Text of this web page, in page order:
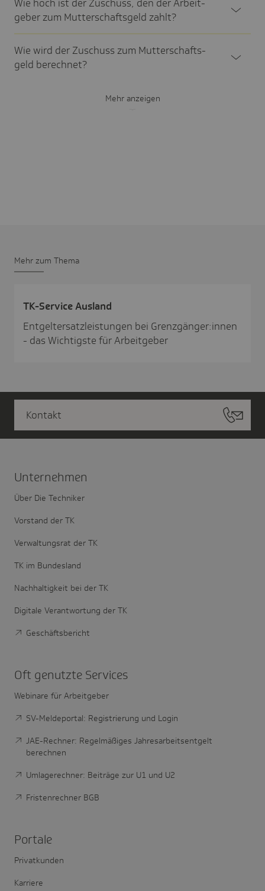
Wie hoch ist der Zuschuss, den der Arbeit­
geber zum Mutter­schafts­geld zahlt?
Wie wird der Zuschuss zum Mutter­schafts­
geld berech­net?
Mehr anzeigen
Mehr zum Thema
TK-Service Ausland
Entgeltersatzleistungen bei Grenzgänger:innen
- das Wichtigste für Arbeitgeber
Kontakt
Unter­nehmen
Über Die Techniker
Vorstand der TK
Verwaltungsrat der TK
TK im Bundesland
Nachhaltigkeit bei der TK
Digitale Verantwortung der TK
Geschäftsbericht
Oft genutzte Services
Webinare für Arbeitgeber
SV-Meldeportal: Registrierung und Login
JAE-Rechner: Regelmäßiges Jahresarbeitsentgelt
berechnen
Umlagerechner: Beiträge zur U1 und U2
Fristenrechner BGB
Portale
Privatkunden
Karriere